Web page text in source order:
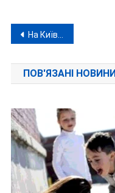
Навігація
записів
На Київщині та в Могилеві-Подільському затримали вінничан, які організовували незаконний виїзд за кордон
ПОВ'ЯЗАНІ НОВИНИ